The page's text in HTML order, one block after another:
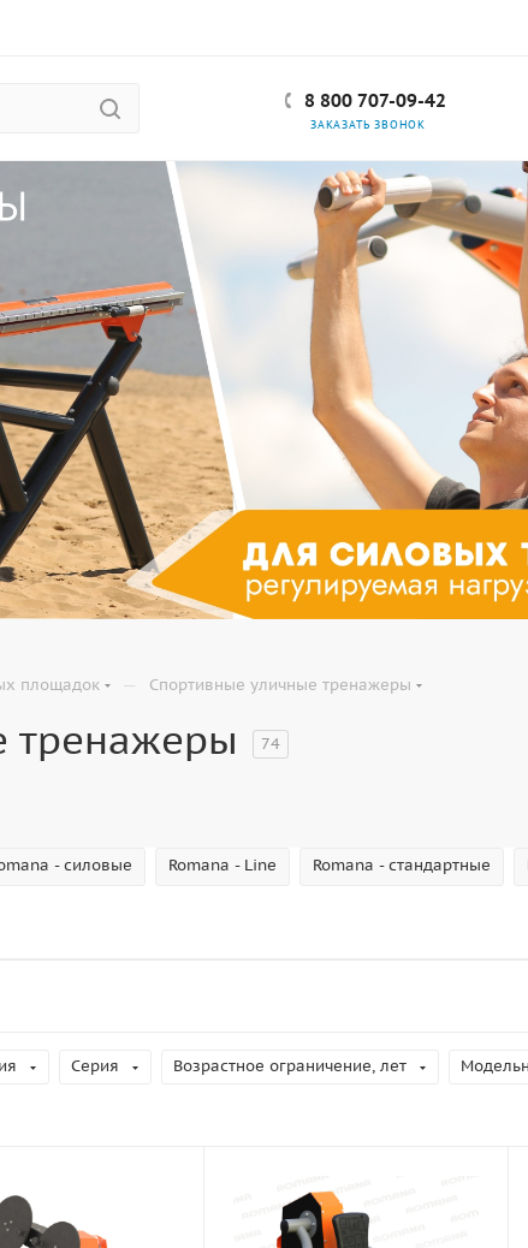
8 800 707-09-42
ЗАКАЗАТЬ ЗВОНОК
площадок — Спортивные уличные тренажеры
тренажеры 74
- силовые Romana - Line Romana - стандартные
Серия Возрастное ограничение, лет